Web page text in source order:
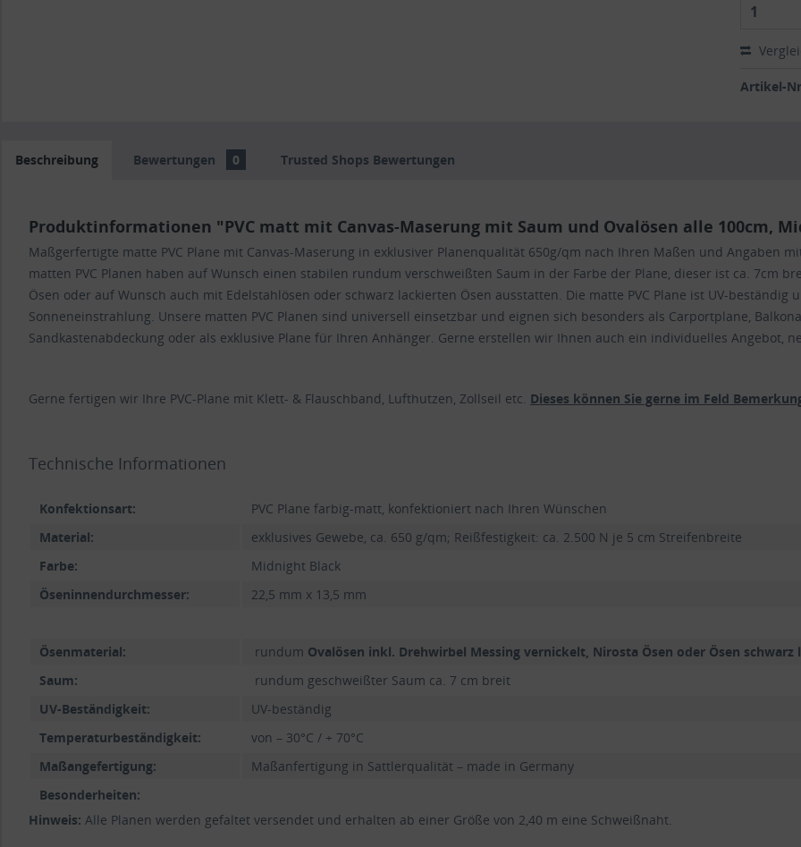
1
Artikel-
Beschreibung Bewertungen 0 Trusted Shops Bewertungen
Produktinformationen "PVC matt mit Canvas-Maserung mit Saum und Ovalösen alle 100cm,
Maßgerfertigte matte PVC Plane mit Canvas-Maserung in exklusiver Planenqualität 650g/qm nach Ihren Maßen und Angaben
matten PVC Planen haben auf Wunsch einen stabilen rundum verschweißten Saum in der Farbe der Plane, dieser ist ca. 7cm
Ösen oder auf Wunsch auch mit Edelstahlösen oder schwarz lackierten Ösen ausstatten. Die matte PVC Plane ist UV-
Sonneneinstrahlung. Unsere matten PVC Planen sind universell einsetzbar und eignen sich besonders als Carportplane,
Sandkastenabdeckung oder als exklusive Plane für Ihren Anhänger. Gerne erstellen wir Ihnen auch ein individuelles Angebot,
Gerne fertigen wir Ihre PVC-Plane mit Klett- & Flauschband, Lufthutzen, Zollseil etc. Dieses können Sie gerne im Feld
Technische Informationen
Konfektionsart:
PVC Plane farbig-matt, konfektioniert nach Ihren Wünschen
Material:
exklusives Gewebe, ca. 650 g/qm; Reißfestigkeit: ca. 2.500 N je 5 cm Streifenbreite
Farbe:
Midnight Black
Öseninnendurchmesser:
22,5 mm x 13,5 mm
Ösenmaterial: rundum Ovalösen inkl. Drehwirbel Messing vernickelt, Nirosta Ösen oder Ösen
Saum:
rundum geschweißter Saum ca. 7 cm breit
UV-Beständigkeit:
UV-beständig
Temperaturbeständigkeit:
von – 30°C / + 70°C
Maßangefertigung:
Maßanfertigung in Sattlerqualität – made in Germany
Besonderheiten:
Hinweis: Alle Planen werden gefaltet versendet und erhalten ab einer Größe von 2,40 m eine Schweißnaht.